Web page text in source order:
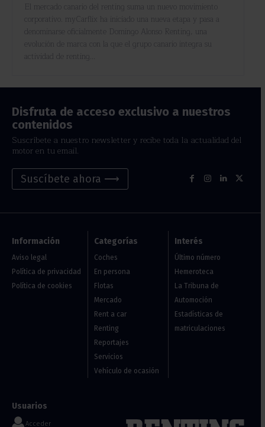
El mercado canario del renting suma un nuevo movimiento
corporativo. myCarflix ha iniciado una nueva etapa y pasa a
denominarse oficialmente Domingo Alonso Renting, una
evolución de marca con la que el grupo canario integra su
actividad de renting...
Disfruta de acceso exclusivo a nuestros
contenidos
Suscríbete a nuestro newsletter y recibe toda la actualidad del
motor en tu email.
Suscíbete ahora ⟶
Información
Aviso legal
Política de privacidad
Política de cookies
Categorías
Coches
En persona
Flotas
Mercado
Rent a car
Renting
Reportajes
Servicios
Vehículo de ocasión
Interés
Último número
Hemeroteca
La Tribuna de
Automoción
Estadísticas de
matriculaciones
Usuarios
Acceder